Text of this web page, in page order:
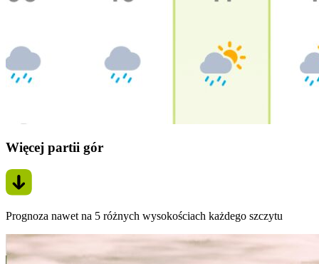
Więcej partii gór
Prognoza nawet na 5 różnych wysokościach każdego szczytu